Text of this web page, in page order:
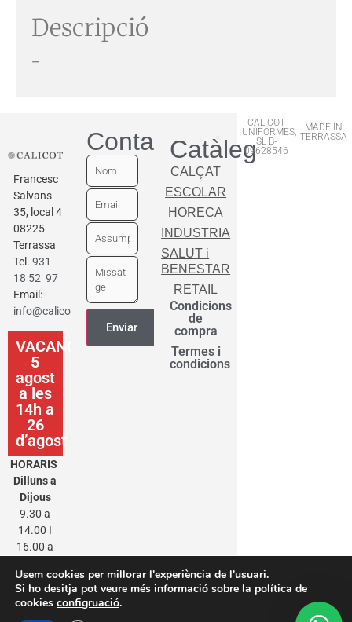
Descripció
–
Francesc
Salvans
35, local 4
08225
Terrassa
Tel. 931
18 52 97
Email:
info@calicot.cat
VACANCES
5
agost
a les
14h a
26
d’agost
HORARIS
Dilluns a
Dijous
9.30 a
14.00 I
16.00 a
Divendres
9.30 a
ContactarCatàleg
CALÇAT
ESCOLAR
HORECA
INDUSTRIA
SALUT i
BENESTAR
RETAIL
Condicions
de
compra
Termes i
condicions
CALICOT
UNIFORMES,
SL B-
09628546
MADE IN
TERRASSA
Usem cookies per millorar l'experiència de l'usuari.
Si ho desitja pot veure més informació sobre la política de
cookies configruació.